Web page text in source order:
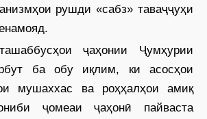
рушди «сабз» таваҷҷуҳи
ҷаҳонии Ҷумҳурии
ба обу иқлим, ки асосҳои
мушаххас ва роҳҳалҳои амиқ
ҷомеаи ҷаҳонӣ пайваста